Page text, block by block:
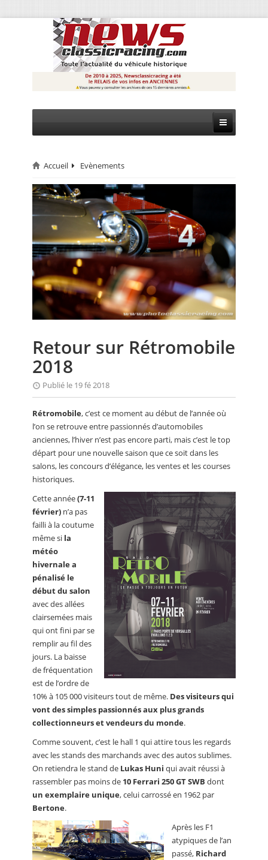
CIRCUIT
RALLYE
MONTAGNE
EVÈNEMENTS
CALENDRIER
FOCUS
ANNUAIRES
PETITES ANNONCES
Accueil Evènements
Retour sur Rétromobile
2018
Publié le 19 fé 2018
Rétromobile, c’est ce moment au début de l’année où
l’on se retrouve entre passionnés d’automobiles
anciennes, l’hiver n’est pas encore parti, mais c’est le top
départ pour une nouvelle saison que ce soit dans les
salons, les concours d’élégance, les ventes et les courses
historiques.
Cette année(7-11
février) n’a pas
failli à la coutume
même si la
météo
hivernale a
pénalisé le
début du salon
avec des allées
clairsemées mais
qui ont fini par se
remplir au fil des
jours. La baisse
de fréquentation
est de l’ordre de
10% à 105 000 visiteurs tout de même. Des visiteurs qui
vont des simples passionnés aux plus grands
collectionneurs et vendeurs du monde.
Comme souvent, c’est le hall 1 qui attire tous les regards
avec les stands des marchands avec des autos sublimes.
On retiendra le stand de Lukas Huni qui avait réussi à
rassembler pas moins de 10 Ferrari 250 GT SWB dont
un exemplaire unique, celui carrossé en 1962 par
Bertone.
Après les F1
atypiques de l’an
passé, Richard